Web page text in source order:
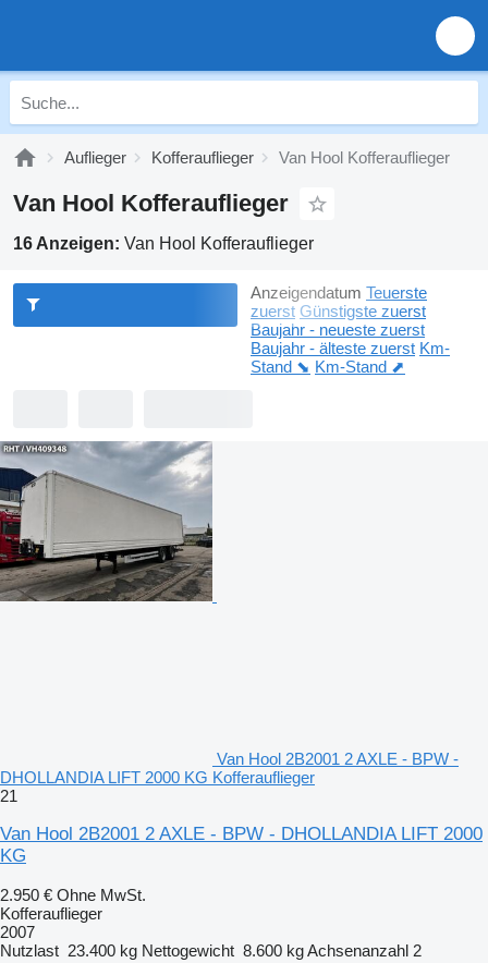
Auflieger Kofferauflieger Van Hool Kofferauflieger
Van Hool Kofferauflieger
16 Anzeigen: Van Hool Kofferauflieger
Anzeigendatum Teuerste
zuerst Günstigste zuerst
Baujahr - neueste zuerst
Baujahr - älteste zuerst Km-
Stand ⬊ Km-Stand ⬈
Van Hool 2B2001 2 AXLE - BPW -
DHOLLANDIA LIFT 2000 KG Kofferauflieger
21
Van Hool 2B2001 2 AXLE - BPW - DHOLLANDIA LIFT 2000
KG
2.950 € Ohne MwSt.
Kofferauflieger
2007
Nutzlast 23.400 kg Nettogewicht 8.600 kgAchsenanzahl 2